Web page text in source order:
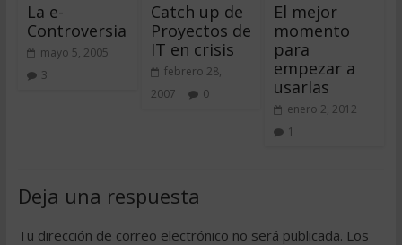
La e-
Controversia
mayo 5, 2005
3
Catch up de
Proyectos de
IT en crisis
febrero 28,
2007
0
El mejor
momento
para
empezar a
usarlas
enero 2, 2012
1
Deja una respuesta
Tu dirección de correo electrónico no será publicada. Los